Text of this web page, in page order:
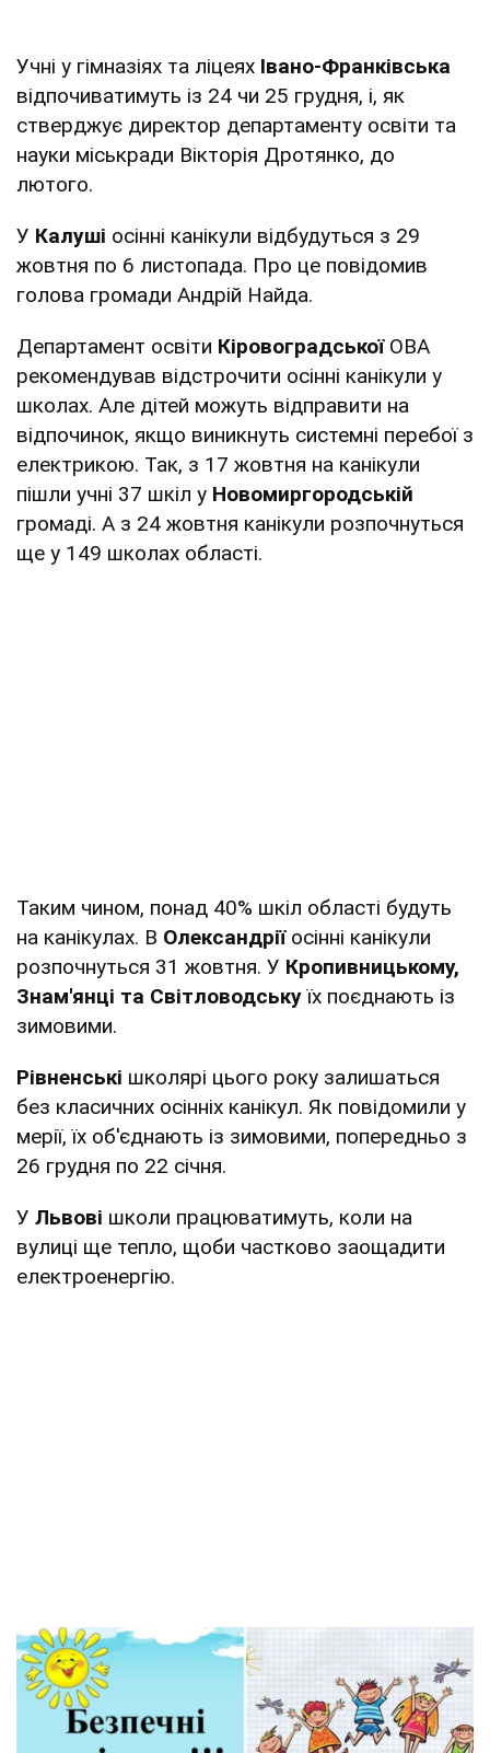
Учні у гімназіях та ліцеях Івано-Франківська
відпочиватимуть із 24 чи 25 грудня, і, як
стверджує директор департаменту освіти та
науки міськради Вікторія Дротянко, до
лютого.
У Калуші осінні канікули відбудуться з 29
жовтня по 6 листопада. Про це повідомив
голова громади Андрій Найда.
Департамент освіти КіровоградськоїОВА
рекомендував відстрочити осінні канікули у
школах. Але дітей можуть відправити на
відпочинок, якщо виникнуть системні перебої з
електрикою. Так, з 17 жовтня на канікули
пішли учні 37 шкіл у Новомиргородській
громаді. А з 24 жовтня канікули розпочнуться
ще у 149 школах області.
Таким чином, понад 40% шкіл області будуть
на канікулах. В Олександріїосінні канікули
розпочнуться 31 жовтня. У Кропивницькому,
Знам'янці та Світловодськуїх поєднають із
зимовими.
Рівненські школярі цього року залишаться
без класичних осінніх канікул. Як повідомили у
мерії, їх об'єднають із зимовими, попередньо з
26 грудня по 22 січня.
У Львові школи працюватимуть, коли на
вулиці ще тепло, щоби частково заощадити
електроенергію.